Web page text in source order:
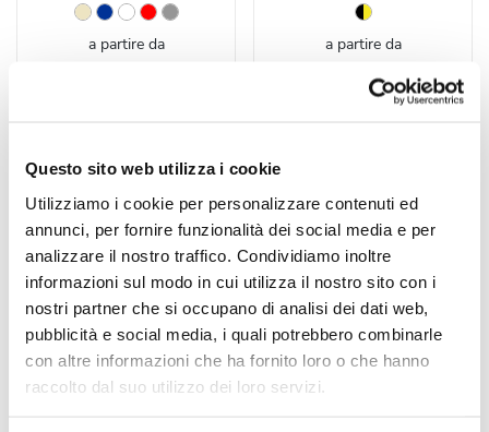
Questo sito web utilizza i cookie
Utilizziamo i cookie per personalizzare contenuti ed
annunci, per fornire funzionalità dei social media e per
analizzare il nostro traffico. Condividiamo inoltre
informazioni sul modo in cui utilizza il nostro sito con i
nostri partner che si occupano di analisi dei dati web,
pubblicità e social media, i quali potrebbero combinarle
con altre informazioni che ha fornito loro o che hanno
raccolto dal suo utilizzo dei loro servizi.
a partire da a partire da
Top